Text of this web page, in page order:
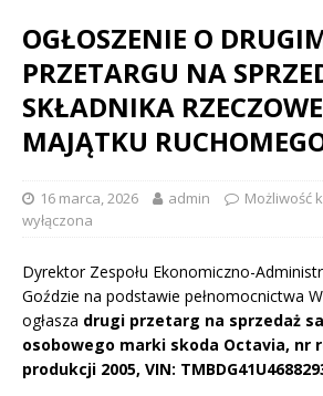
OGŁOSZENIE O
PRZETARGU NA
SKŁADNIKA
MAJĄTKU
16 marca, 2026 admin Możliwość
wyłączona
Dyrektor Zespołu Ekonomiczno-
Goździe na podstawie pełnomocnictwa
ogłasza drugi przetarg na sprzedaż
osobowego marki skoda Octavia, nr
produkcji 2005, VIN: